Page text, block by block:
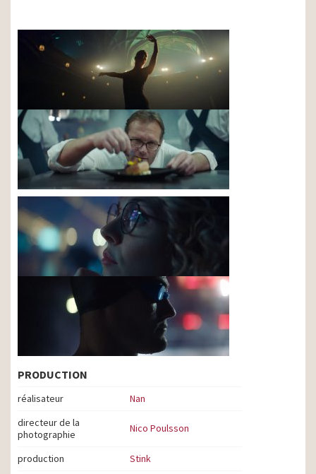
PRODUCTION
réalisateur
Nan
directeur de la
photographie
Nico Poulsson
production Stink